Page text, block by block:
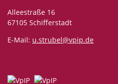
Alleestraße 16
67105 Schifferstadt
E-Mail: u.strubel@vpip.de